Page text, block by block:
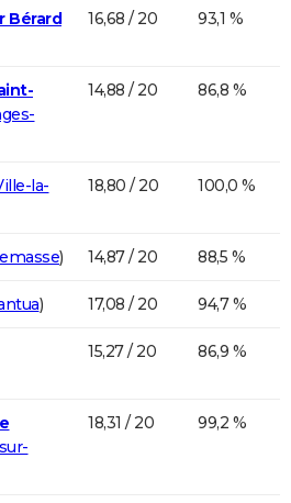
Bérard
16,68 / 20 93,1 %
14,88 / 20 86,8 %
la-
18,80 / 20 100,0 %
) 14,87 / 20 88,5 %
) 17,08 / 20 94,7 %
15,27 / 20 86,9 %
18,31 / 20 99,2 %